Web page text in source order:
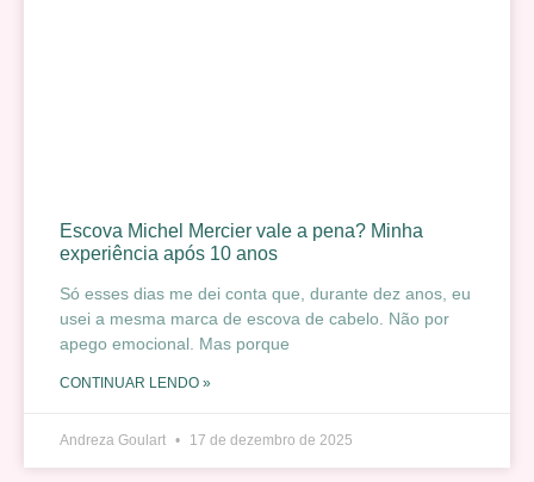
Escova Michel Mercier vale a pena? Minha
experiência após 10 anos
Só esses dias me dei conta que, durante dez anos, eu
usei a mesma marca de escova de cabelo. Não por
apego emocional. Mas porque
CONTINUAR LENDO »
Andreza Goulart 17 de dezembro de 2025